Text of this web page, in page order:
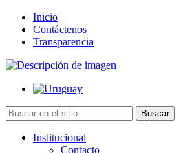
Inicio
Contáctenos
Transparencia
Institucional
Contacto